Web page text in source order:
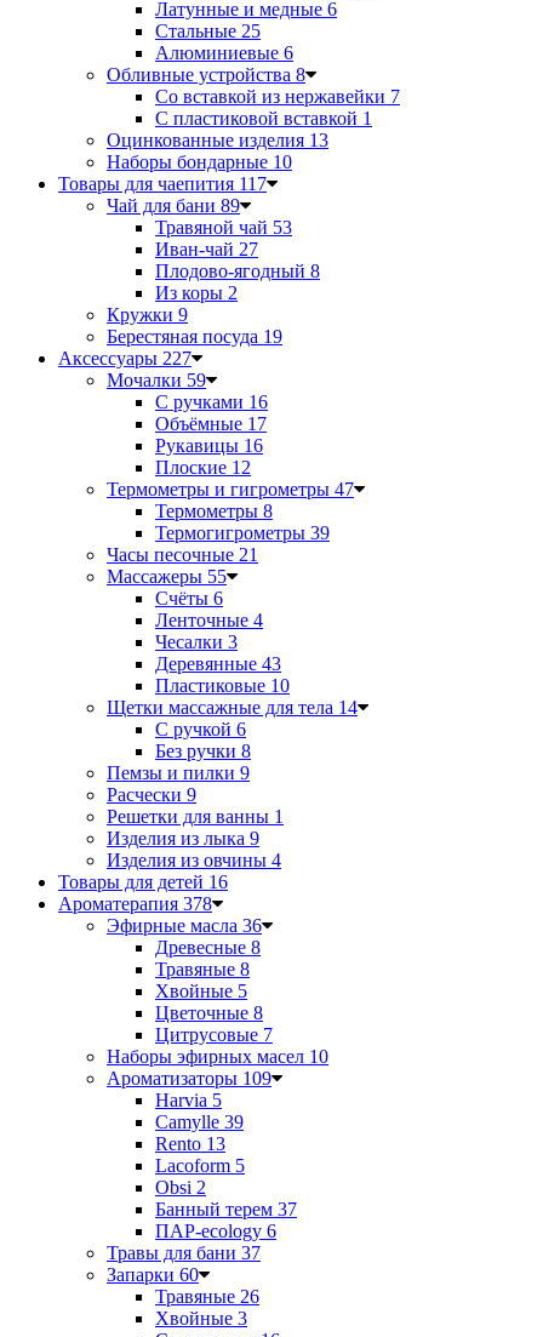
Латунные и медные 6
Стальные 25
Алюминиевые 6
Обливные устройства 8
Со вставкой из нержавейки 7
С пластиковой вставкой 1
Оцинкованные изделия 13
Наборы бондарные 10
Товары для чаепития 117
Чай для бани 89
Травяной чай 53
Иван-чай 27
Плодово-ягодный 8
Из коры 2
Кружки 9
Берестяная посуда 19
Аксессуары 227
Мочалки 59
С ручками 16
Объёмные 17
Рукавицы 16
Плоские 12
Термометры и гигрометры 47
Термометры 8
Термогигрометры 39
Часы песочные 21
Массажеры 55
Счёты 6
Ленточные 4
Чесалки 3
Деревянные 43
Пластиковые 10
Щетки массажные для тела 14
С ручкой 6
Без ручки 8
Пемзы и пилки 9
Расчески 9
Решетки для ванны 1
Изделия из лыка 9
Изделия из овчины 4
Товары для детей 16
Ароматерапия 378
Эфирные масла 36
Древесные 8
Травяные 8
Хвойные 5
Цветочные 8
Цитрусовые 7
Наборы эфирных масел 10
Ароматизаторы 109
Harvia 5
Camylle 39
Rento 13
Lacoform 5
Obsi 2
Банный терем 37
ПАР-ecology 6
Травы для бани 37
Запарки 60
Травяные 26
Хвойные 3